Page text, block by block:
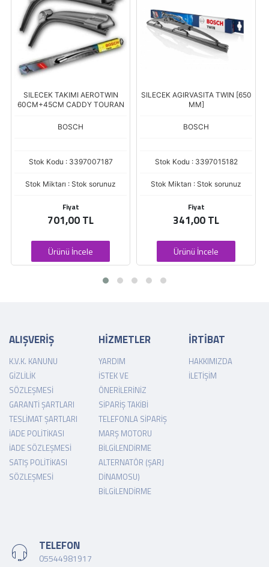
SILECEK TAKIMI AEROTWIN
60CM+45CM CADDY TOURAN
BOSCH
Stok Kodu : 3397007187
Stok Miktarı : Stok sorunuz
Fiyat
701,00 TL
Ürünü İncele
SILECEK AGIRVASITA TWIN [650
MM]
BOSCH
Stok Kodu : 3397015182
Stok Miktarı : Stok sorunuz
Fiyat
341,00 TL
Ürünü İncele
ALIŞVERİŞ
K.V.K. KANUNU
GIZLILIK
SÖZLEŞMESI
GARANTI ŞARTLARI
TESLIMAT ŞARTLARI
İADE POLITIKASI
İADE SÖZLEŞMESI
SATIŞ POLITIKASI
SÖZLEŞMESI
HİZMETLER
YARDIM
İSTEK VE
ÖNERILERINIZ
SIPARIŞ TAKIBI
TELEFONLA SIPARIŞ
MARŞ MOTORU
BILGILENDIRME
ALTERNATÖR (ŞARJ
DINAMOSU)
BILGILENDIRME
İRTİBAT
HAKKIMIZDA
İLETIŞIM
TELEFON
05544981917